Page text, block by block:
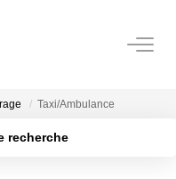
Taxi/Ambulance
recherche